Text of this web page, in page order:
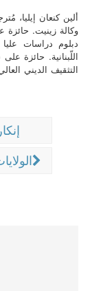
ألين كنعان إيليا،
وكالة زينيت. حائزة
دبلوم دراسات
اللّبنانية. حائزة
التثقيف الديني